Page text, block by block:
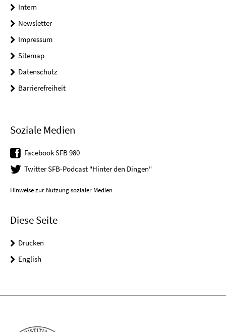
Intern
Newsletter
Impressum
Sitemap
Datenschutz
Barrierefreiheit
Soziale Medien
Facebook SFB 980
Twitter SFB-Podcast "Hinter den Dingen"
Hinweise zur Nutzung sozialer Medien
Diese Seite
Drucken
English